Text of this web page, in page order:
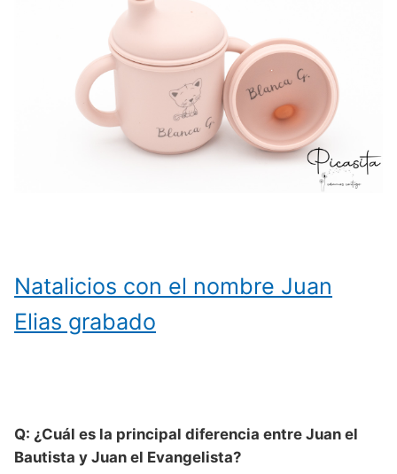
Natalicios con el nombre Juan
Elias grabado
Q: ¿Cuál es la principal diferencia entre Juan el
Bautista y Juan el Evangelista?